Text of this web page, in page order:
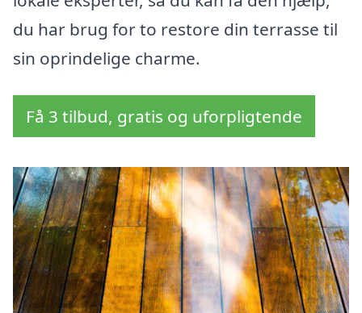
du har brug for to restore din terrasse til
sin oprindelige charme.
Få 3 tilbud, gratis og uforpligtende